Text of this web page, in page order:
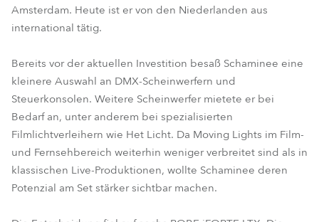
Amsterdam. Heute ist er von den Niederlanden aus
international tätig.
Bereits vor der aktuellen Investition besaß Schaminee eine
kleinere Auswahl an DMX-Scheinwerfern und
Steuerkonsolen. Weitere Scheinwerfer mietete er bei
Bedarf an, unter anderem bei spezialisierten
Filmlichtverleihern wie Het Licht. Da Moving Lights im Film-
und Fernsehbereich weiterhin weniger verbreitet sind als in
klassischen Live-Produktionen, wollte Schaminee deren
Potenzial am Set stärker sichtbar machen.